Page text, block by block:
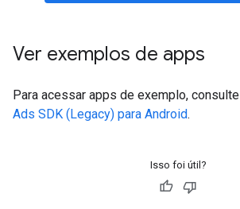
Ver exemplos de apps
Para acessar apps de exemplo, consulte
Ads SDK (Legacy) para Android.
Isso foi útil?